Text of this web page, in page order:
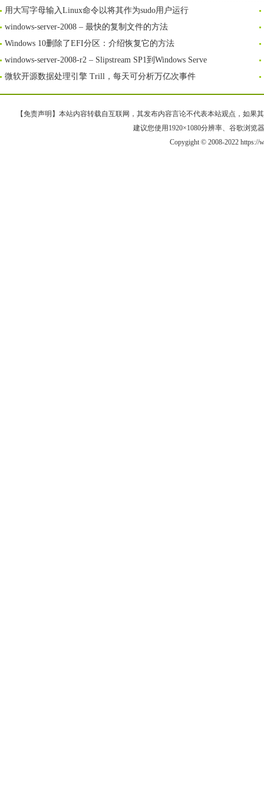
用大写字母输入Linux命令以将其作为sudo用户运行
windows-server-2008 – 最快的复制文件的方法
Windows 10删除了EFI分区：介绍恢复它的方法
windows-server-2008-r2 – Slipstream SP1到Windows Serve
微软开源数据处理引擎 Trill，每天可分析万亿次事件
【免责声明】本站内容转载自互联网，其发布内容言论不代表本站观点，如果
建议您使用1920×1080分辨率、谷歌浏览
Copygight © 2008-2022 https://